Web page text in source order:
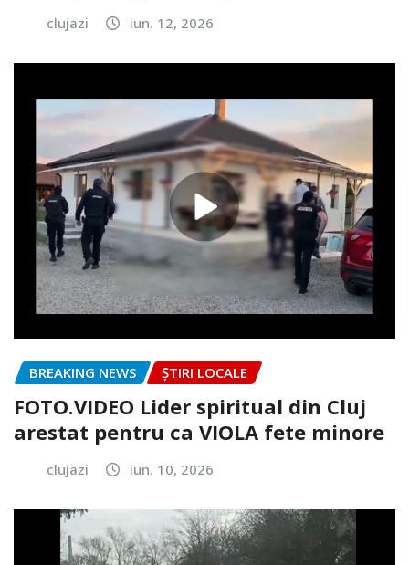
clujazi iun. 12, 2026
BREAKING NEWS ȘTIRI LOCALE
FOTO.VIDEO Lider spiritual din Cluj
arestat pentru ca VIOLA fete minore
clujazi iun. 10, 2026